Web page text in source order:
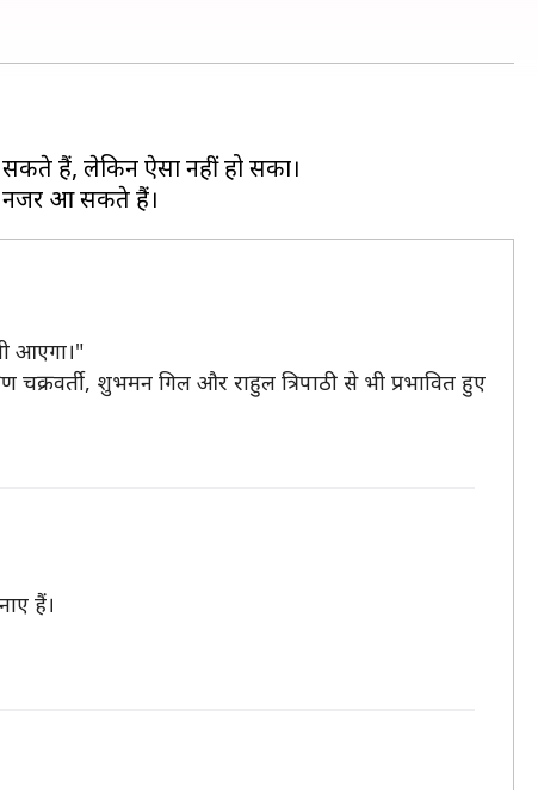
सकते हैं, लेकिन ऐसा नहीं हो सका।
आएगा।"
शुभमन गिल और राहुल त्रिपाठी से भी प्रभावित हुए
हैं।